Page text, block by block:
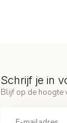
Schrijf je in
Blijf op de hoogte